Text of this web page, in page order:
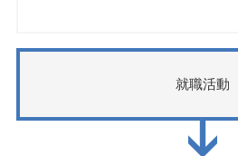
就職活動